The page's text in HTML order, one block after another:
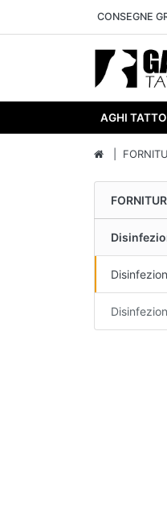
CONSEGNE
AGHI